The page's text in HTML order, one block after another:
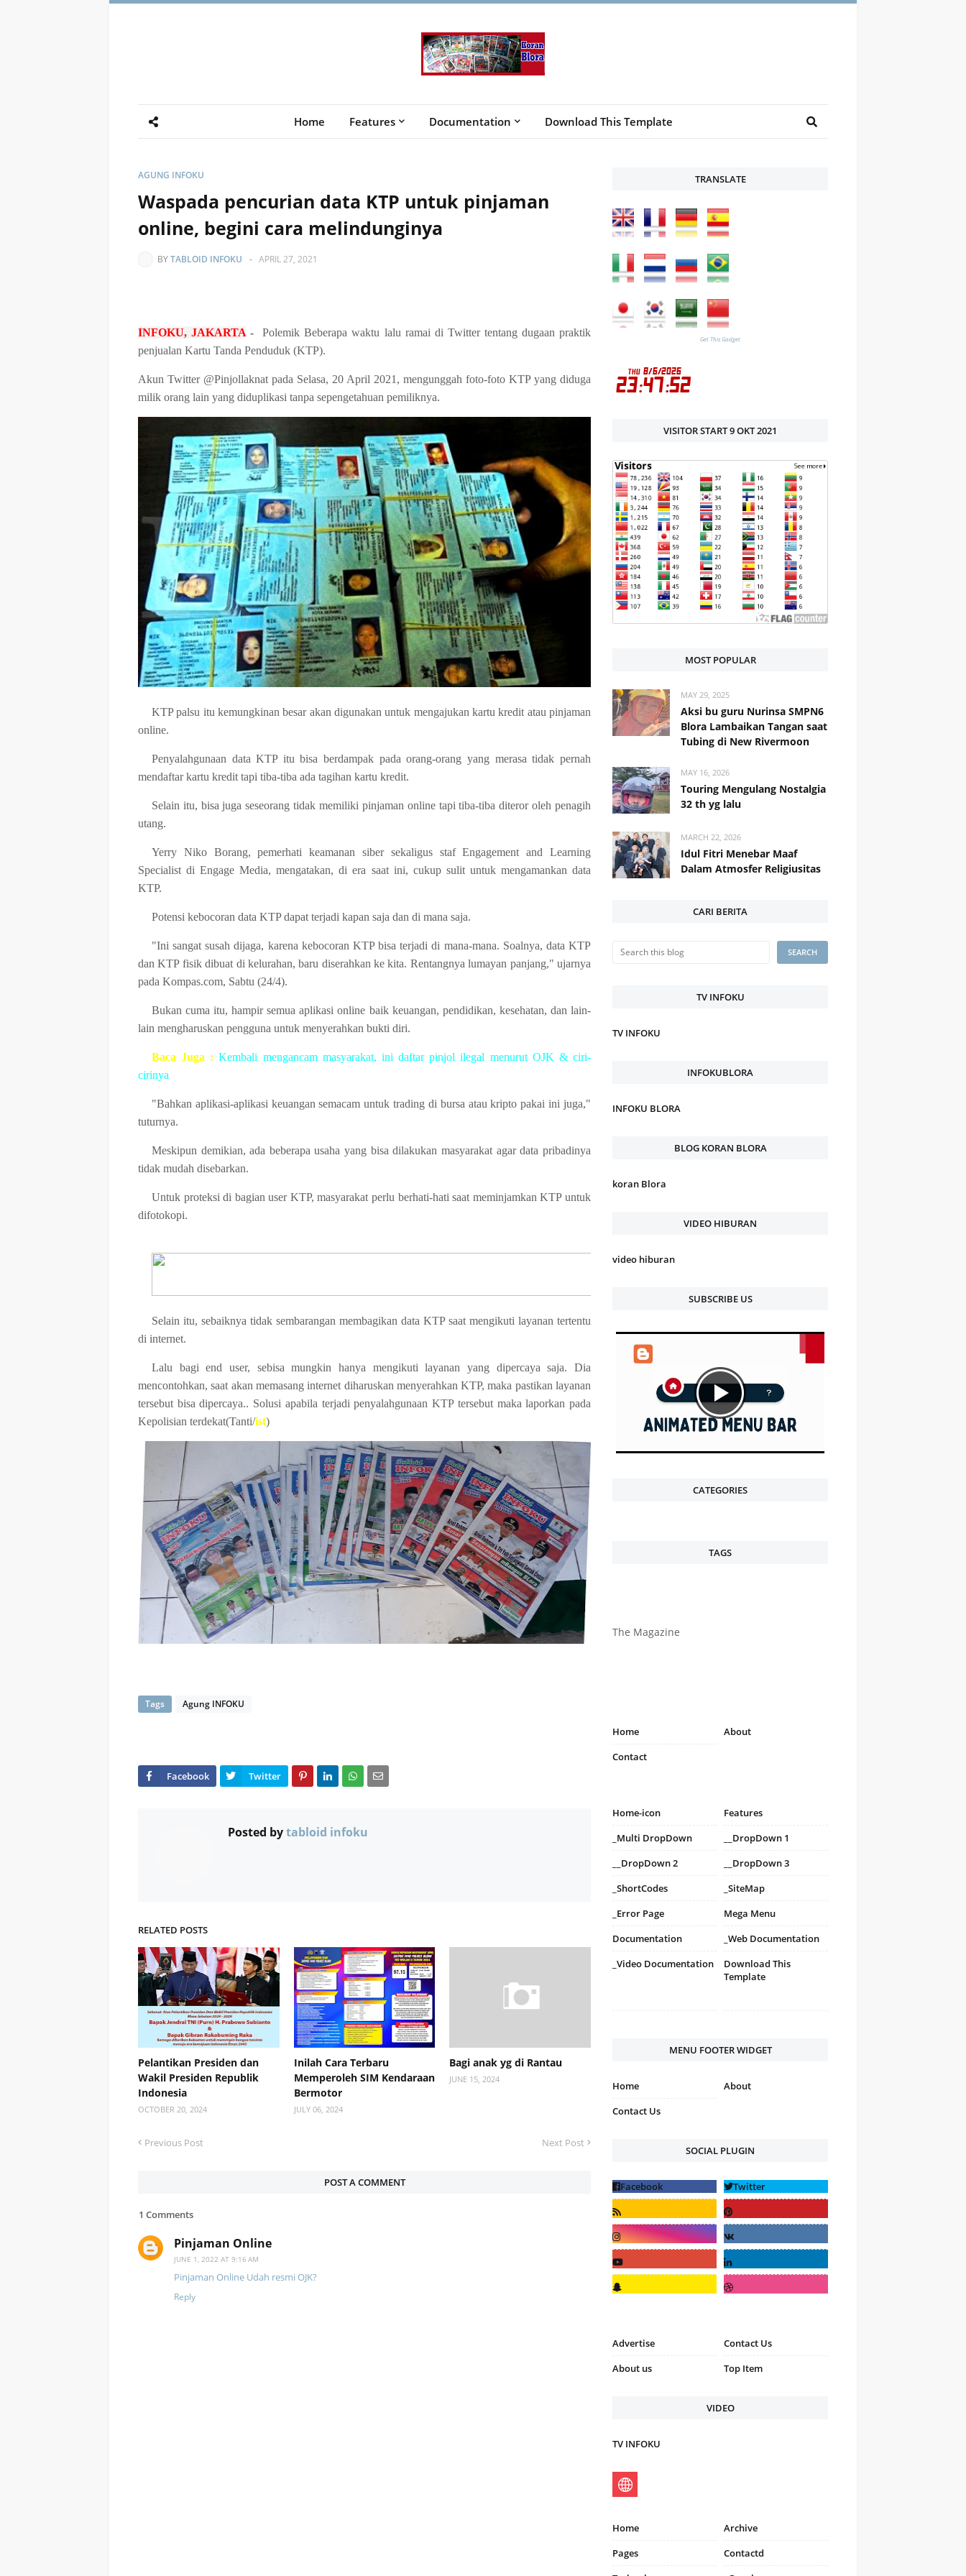
Home Features Documentation Download This Template
AGUNG INFOKU
Waspada pencurian data KTP untuk pinjaman
online, begini cara melindunginya
BYTABLOID INFOKU - APRIL 27, 2021
INFOKU, JAKARTA -
Polemik Beberapa waktu lalu ramai di Twitter tentang dugaan praktik
penjualan Kartu Tanda Penduduk (KTP).
Akun Twitter @Pinjollaknat pada Selasa, 20 April 2021, mengunggah foto-foto KTP yang diduga
milik orang lain yang diduplikasi tanpa sepengetahuan pemiliknya.
KTP palsu itu kemungkinan besar akan digunakan untuk mengajukan kartu kredit atau pinjaman
online.
Penyalahgunaan data KTP itu bisa berdampak pada orang-orang yang merasa tidak pernah
mendaftar kartu kredit tapi tiba-tiba ada tagihan kartu kredit.
Selain itu, bisa juga seseorang tidak memiliki pinjaman online tapi tiba-tiba diteror oleh penagih
utang.
Yerry Niko Borang, pemerhati keamanan siber sekaligus staf Engagement and Learning
Specialist di Engage Media, mengatakan, di era saat ini, cukup sulit untuk mengamankan data
KTP.
Potensi kebocoran data KTP dapat terjadi kapan saja dan di mana saja.
"Ini sangat susah dijaga, karena kebocoran KTP bisa terjadi di mana-mana. Soalnya, data KTP
dan KTP fisik dibuat di kelurahan, baru diserahkan ke kita. Rentangnya lumayan panjang," ujarnya
pada Kompas.com, Sabtu (24/4).
Bukan cuma itu, hampir semua aplikasi online baik keuangan, pendidikan, kesehatan, dan lain-
lain mengharuskan pengguna untuk menyerahkan bukti diri.
Baca Juga :Kembali mengancam masyarakat, ini daftar pinjol ilegal menurut OJK & ciri-
cirinya
"Bahkan aplikasi-aplikasi keuangan semacam untuk trading di bursa atau kripto pakai ini juga,"
tuturnya.
Meskipun demikian, ada beberapa usaha yang bisa dilakukan masyarakat agar data pribadinya
tidak mudah disebarkan.
Untuk proteksi di bagian user KTP, masyarakat perlu berhati-hati saat meminjamkan KTP untuk
difotokopi.
Selain itu, sebaiknya tidak sembarangan membagikan data KTP saat mengikuti layanan tertentu
di internet.
Lalu bagi end user, sebisa mungkin hanya mengikuti layanan yang dipercaya saja. Dia
mencontohkan, saat akan memasang internet diharuskan menyerahkan KTP, maka pastikan layanan
tersebut bisa dipercaya.. Solusi apabila terjadi penyalahgunaan KTP tersebut maka laporkan pada
Kepolisian terdekat(Tanti/ist)
Tags Agung INFOKU
Posted bytabloid infoku
RELATED POSTS
Pelantikan Presiden dan
Wakil Presiden Republik
Indonesia
OCTOBER 20, 2024
Inilah Cara Terbaru
Memperoleh SIM Kendaraan
Bermotor
JULY 06, 2024
Bagi anak yg di Rantau
JUNE 15, 2024
Previous Post Next Post
POST A COMMENT
1 Comments
Pinjaman Online
JUNE 1, 2022 AT 9:16 AM
Pinjaman Online Udah resmi OJK?
Reply
TRANSLATE
Get This Gadget
VISITOR START 9 OKT 2021
MOST POPULAR
MAY 29, 2025
Aksi bu guru Nurinsa SMPN6
Blora Lambaikan Tangan saat
Tubing di New Rivermoon
MAY 16, 2026
Touring Mengulang Nostalgia
32 th yg lalu
MARCH 22, 2026
Idul Fitri Menebar Maaf
Dalam Atmosfer Religiusitas
CARI BERITA
TV INFOKU
TV INFOKU
INFOKUBLORA
INFOKU BLORA
BLOG KORAN BLORA
koran Blora
VIDEO HIBURAN
video hiburan
SUBSCRIBE US
CATEGORIES
TAGS
The Magazine
Home
About
Contact
Home-icon
Features
_Multi DropDown
__DropDown 1
__DropDown 2
__DropDown 3
_ShortCodes
_SiteMap
_Error Page
Mega Menu
Documentation
_Web Documentation
_Video Documentation
Download This
Template
MENU FOOTER WIDGET
Home
About
Contact Us
SOCIAL PLUGIN
Advertise
Contact Us
About us
Top Item
VIDEO
TV INFOKU
Home
Archive
Pages
Contactd